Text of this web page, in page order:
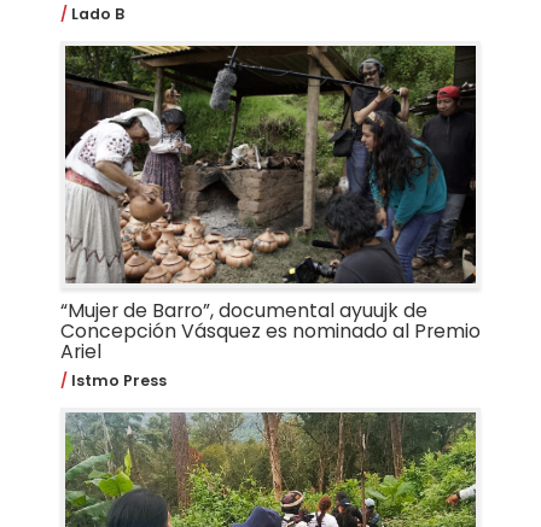
Lado B
“Mujer de Barro”, documental ayuujk de
Concepción Vásquez es nominado al Premio
Ariel
Istmo Press